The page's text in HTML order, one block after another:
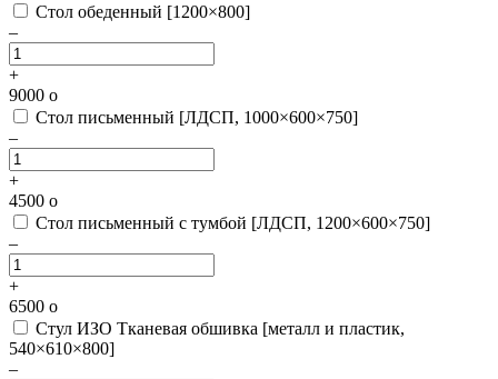
Стол обеденный [1200×800]
–
+
9000 o
Стол письменный [ЛДСП, 1000×600×750]
–
+
4500 o
Стол письменный с тумбой [ЛДСП, 1200×600×750]
–
+
6500 o
Стул ИЗО Тканевая обшивка [металл и пластик,
540×610×800]
–